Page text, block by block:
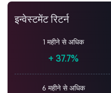
इन्वेस्टमेंट रिटर्न
1 महीने से अधिक
+ 37.7%
6 महीने से अधिक